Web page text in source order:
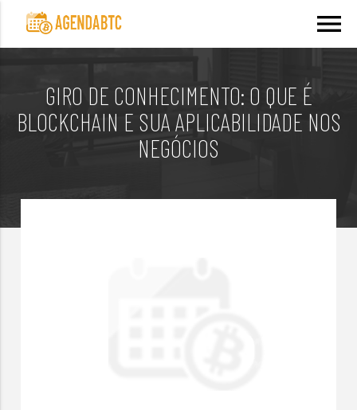
menu
GIRO DE CONHECIMENTO: O QUE É
BLOCKCHAIN E SUA APLICABILIDADE NOS
NEGÓCIOS